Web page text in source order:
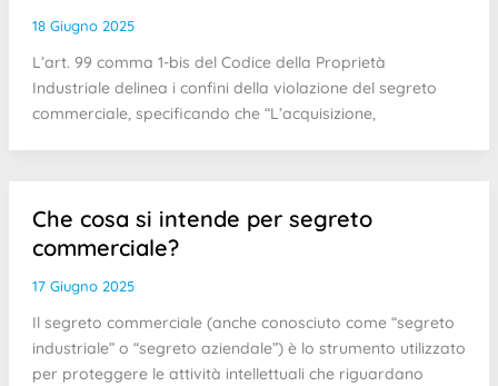
18 Giugno 2025
L’art. 99 comma 1-bis del Codice della Proprietà
Industriale delinea i confini della violazione del segreto
commerciale, specificando che “L’acquisizione,
Che cosa si intende per segreto
commerciale?
17 Giugno 2025
Il segreto commerciale (anche conosciuto come “segreto
industriale” o “segreto aziendale”) è lo strumento utilizzato
per proteggere le attività intellettuali che riguardano